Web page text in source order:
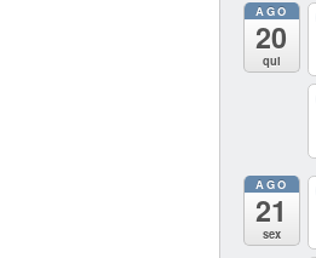
AGO
20
qui
AGO
21
sex